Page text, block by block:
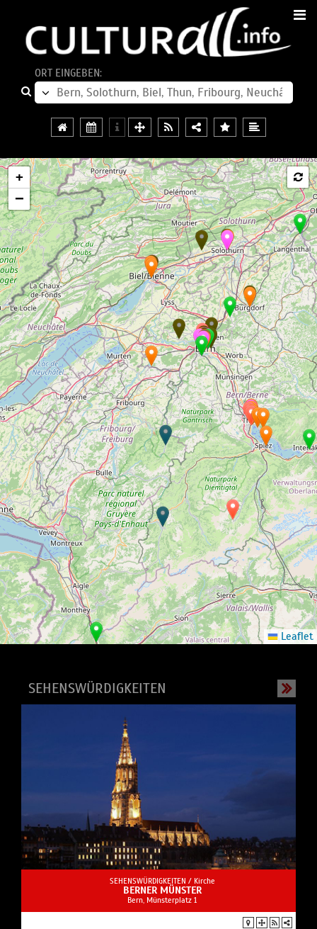
ORT EINGEBEN:
+
−
Leaflet
SEHENSWÜRDIGKEITEN
SEHENSWÜRDIGKEITEN / Kirche
BERNER MÜNSTER
Bern, Münsterplatz 1